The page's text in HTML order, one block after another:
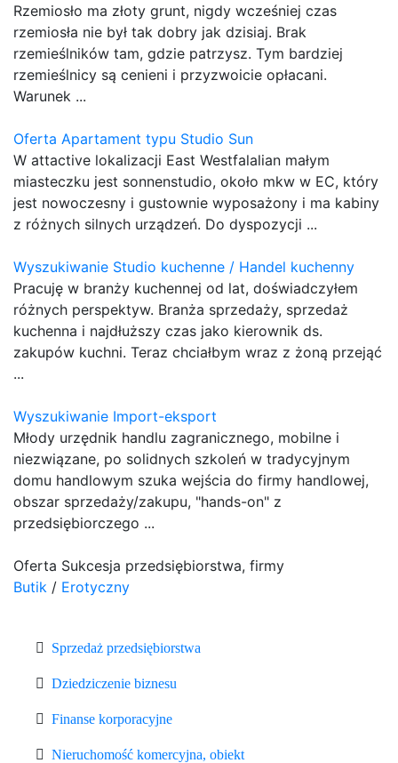
Rzemiosło ma złoty grunt, nigdy wcześniej czas
rzemiosła nie był tak dobry jak dzisiaj. Brak
rzemieślników tam, gdzie patrzysz. Tym bardziej
rzemieślnicy są cenieni i przyzwoicie opłacani.
Warunek ...
Oferta Apartament typu Studio Sun
W attactive lokalizacji East Westfalalian małym
miasteczku jest sonnenstudio, około mkw w EC, który
jest nowoczesny i gustownie wyposażony i ma kabiny
z różnych silnych urządzeń. Do dyspozycji ...
Wyszukiwanie Studio kuchenne / Handel kuchenny
Pracuję w branży kuchennej od lat, doświadczyłem
różnych perspektyw. Branża sprzedaży, sprzedaż
kuchenna i najdłuższy czas jako kierownik ds.
zakupów kuchni. Teraz chciałbym wraz z żoną przejąć
...
Wyszukiwanie Import-eksport
Młody urzędnik handlu zagranicznego, mobilne i
niezwiązane, po solidnych szkoleń w tradycyjnym
domu handlowym szuka wejścia do firmy handlowej,
obszar sprzedaży/zakupu, "hands-on" z
przedsiębiorczego ...
Oferta Sukcesja przedsiębiorstwa, firmy
Butik / Erotyczny
Sprzedaż przedsiębiorstwa
Dziedziczenie biznesu
Finanse korporacyjne
Nieruchomość komercyjna, obiekt